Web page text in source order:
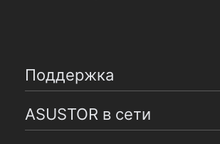
Поддержка
ASUSTOR в сети